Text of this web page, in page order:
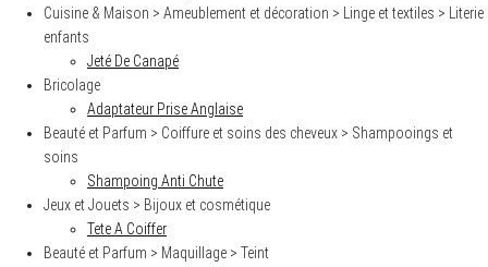
Cuisine & Maison > Ameublement et décoration > Linge et textiles > Literie
enfants
Jeté De Canapé
Bricolage
Adaptateur Prise Anglaise
Beauté et Parfum > Coiffure et soins des cheveux > Shampooings et
soins
Shampoing Anti Chute
Jeux et Jouets > Bijoux et cosmétique
Tete A Coiffer
Beauté et Parfum > Maquillage > Teint